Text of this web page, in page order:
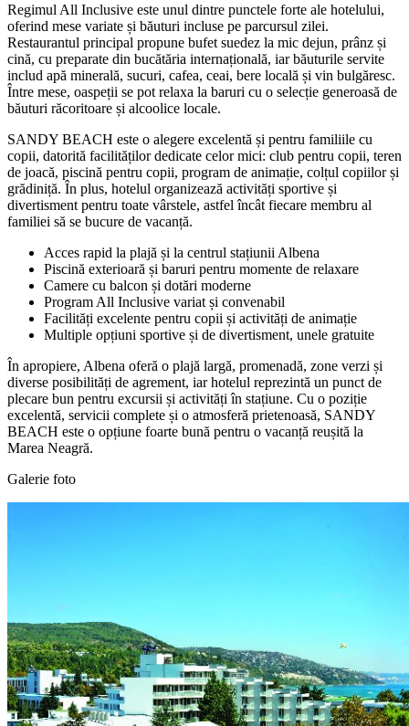
Regimul All Inclusive este unul dintre punctele forte ale hotelului,
oferind mese variate și băuturi incluse pe parcursul zilei.
Restaurantul principal propune bufet suedez la mic dejun, prânz și
cină, cu preparate din bucătăria internațională, iar băuturile servite
includ apă minerală, sucuri, cafea, ceai, bere locală și vin bulgăresc.
Între mese, oaspeții se pot relaxa la baruri cu o selecție generoasă de
băuturi răcoritoare și alcoolice locale.
SANDY BEACH este o alegere excelentă și pentru familiile cu
copii, datorită facilităților dedicate celor mici: club pentru copii, teren
de joacă, piscină pentru copii, program de animație, colțul copiilor și
grădiniță. În plus, hotelul organizează activități sportive și
divertisment pentru toate vârstele, astfel încât fiecare membru al
familiei să se bucure de vacanță.
Acces rapid la plajă și la centrul stațiunii Albena
Piscină exterioară și baruri pentru momente de relaxare
Camere cu balcon și dotări moderne
Program All Inclusive variat și convenabil
Facilități excelente pentru copii și activități de animație
Multiple opțiuni sportive și de divertisment, unele gratuite
În apropiere, Albena oferă o plajă largă, promenadă, zone verzi și
diverse posibilități de agrement, iar hotelul reprezintă un punct de
plecare bun pentru excursii și activități în stațiune. Cu o poziție
excelentă, servicii complete și o atmosferă prietenoasă, SANDY
BEACH este o opțiune foarte bună pentru o vacanță reușită la
Marea Neagră.
Galerie foto